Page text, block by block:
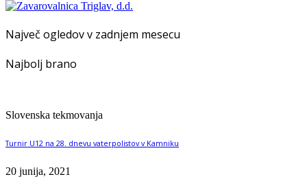
Največ ogledov v zadnjem mesecu
Najbolj brano
Slovenska tekmovanja
Turnir U12 na 28. dnevu vaterpolistov v Kamniku
20 junija, 2021